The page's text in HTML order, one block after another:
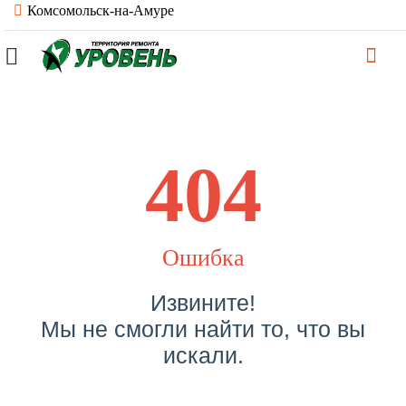
Комсомольск-на-Амуре
404
Ошибка
Извините!
Мы не смогли найти то, что вы
искали.